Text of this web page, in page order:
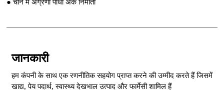
● चीन में अग्रणी पौधा अर्क निर्माता
जानकारी
हम कंपनी के साथ एक रणनीतिक सहयोग प्राप्त करने की उम्मीद करते हैं जिसमें
खाद्य, पेय पदार्थ, स्वास्थ्य देखभाल उत्पाद और फार्मेसी शामिल हैं